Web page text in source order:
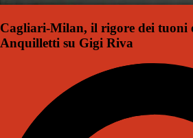
Cagliari-Milan, il rigore dei tuoni
Anquilletti su Gigi Riva